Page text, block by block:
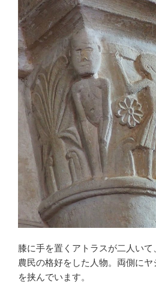
膝に手を置くアトラスが二人い
農民の格好をした人物。両側にヤ
を挟んでいます。